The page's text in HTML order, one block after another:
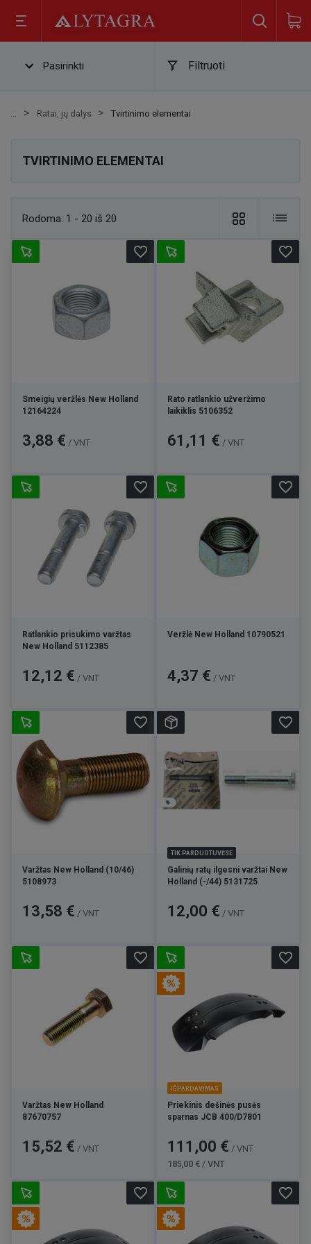
Pasirinkti Filtruoti
Ratai, jų dalys Tvirtinimo elementai
TVIRTINIMO ELEMENTAI
Rodoma: 1 - 20 iš 20
Smeigių veržlės New Holland
12164224
Kaina
3,88 € / VNT
favorite_border
Rato ratlankio užveržimo
laikiklis 5106352
Kaina
61,11 € / VNT
favorite_border
Ratlankio prisukimo varžtas
New Holland 5112385
Kaina
12,12 € / VNT
favorite_border
Veržlė New Holland 10790521
Kaina
4,37 € / VNT
favorite_border
Varžtas New Holland (10/46)
5108973
Kaina
13,58 € / VNT
favorite_border
TIK PARDUOTUVĖSE
Galinių ratų ilgesni varžtai New
Holland (-/44) 5131725
Kaina
12,00 € / VNT
favorite_border
Varžtas New Holland
87670757
Kaina
15,52 € / VNT
favorite_border
IŠPARDAVIMAS
Priekinis dešinės pusės
sparnas JCB 400/D7801
Kaina
111,00 € / VNT
185,00 € / VNT
favorite_border
favorite_border favorite_border